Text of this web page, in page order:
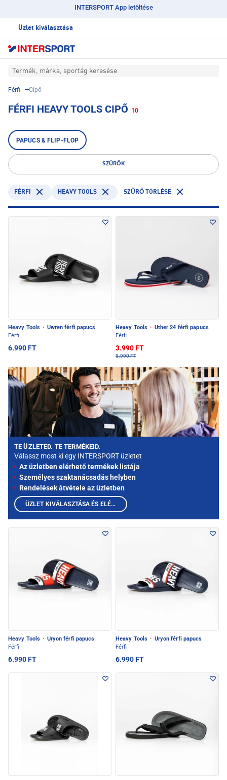
INTERSPORT App letöltése
Üzlet kiválasztása
Termék, márka, sportág keresése
Férfi Cipő
FÉRFI HEAVY TOOLS CIPŐ 10
PAPUCS & FLIP-FLOP
SZŰRŐK
FÉRFI HEAVY TOOLS SZŰRŐ TÖRLÉSE
Heavy Tools · Uwren férfi papucs
Férfi
6.990 FT
Heavy Tools · Uther 24 férfi papucs
Férfi
3.990 FT
5.990 FT
Heavy Tools · Uryon férfi papucs
Férfi
6.990 FT
Heavy Tools · Uryon férfi papucs
Férfi
6.990 FT
TE ÜZLETED. TE TERMÉKEID.
Válassz most ki egy INTERSPORT üzletet
Az üzletben elérhető termékek listája
Személyes szaktanácsadás helyben
Rendelések átvétele az üzletben
ÜZLET KIVÁLASZTÁSA ÉS ELÉRHETŐ TERMÉKEK MEGTEKINTÉSE